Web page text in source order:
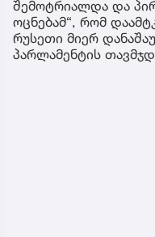
შემოტრიალდა და
ოცნებამ“, რომ
რუსეთი მიერ
პარლამენტის